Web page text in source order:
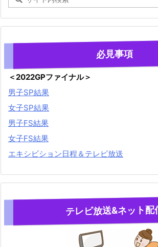
必見事項
＜2022GPファイナル＞
男子SP結果
女子SP結果
男子FS結果
女子FS結果
エキシビション日程＆テレビ放送
テレビ放送&ネット配